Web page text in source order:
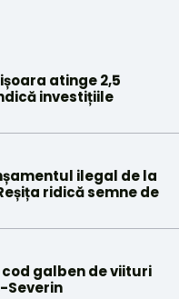
atinge 2,5
investițiile
ilegal de la
ridică semne de
galben de viituri
Severin